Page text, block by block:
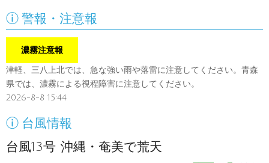
 警報・注意報
濃霧注意報
津軽、三八上北では、急な強い雨や落雷に注意してください。青森
県では、濃霧による視程障害に注意してください。
2026-8-8 15:44
 台風情報
台風13号 沖縄・奄美で荒天